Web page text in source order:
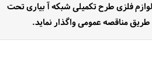
فلزی طرح تکمیلی شبکه آ بیاری تحت
مناقصه عمومی واگذار نماید.